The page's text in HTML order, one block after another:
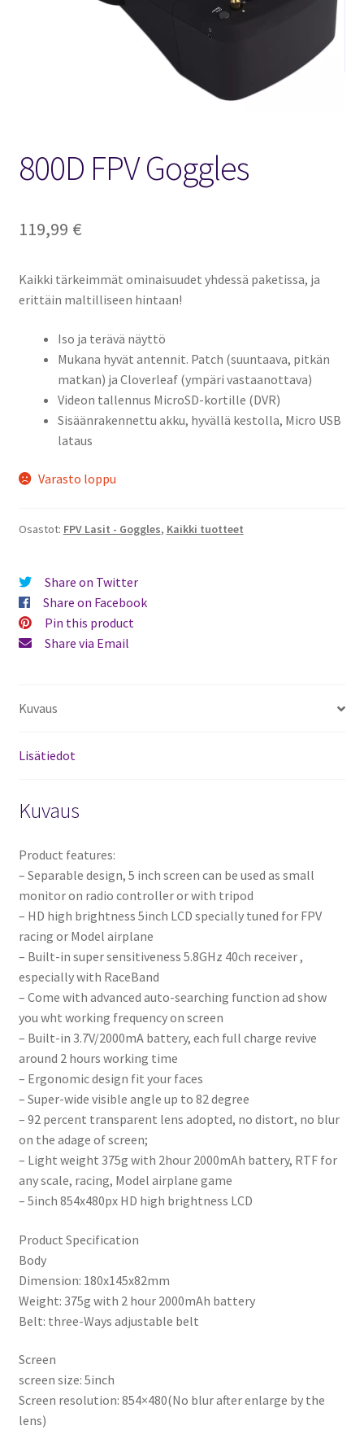
FPV Kopteri kokoluokat
Toimitusehdot
Yhteystiedot
800D FPV Goggles
119,99 €
Kaikki tärkeimmät ominaisuudet yhdessä paketissa, ja
erittäin maltilliseen hintaan!
Iso ja terävä näyttö
Mukana hyvät antennit. Patch (suuntaava, pitkän
matkan) ja Cloverleaf (ympäri vastaanottava)
Videon tallennus MicroSD-kortille (DVR)
Sisäänrakennettu akku, hyvällä kestolla, Micro USB
lataus
Varasto loppu
Osastot: FPV Lasit - Goggles, Kaikki tuotteet
Share on Twitter
Share on Facebook
Pin this product
Share via Email
Kuvaus
Lisätiedot
Kuvaus
Product features:
– Separable design, 5 inch screen can be used as small
monitor on radio controller or with tripod
– HD high brightness 5inch LCD specially tuned for FPV
racing or Model airplane
– Built-in super sensitiveness 5.8GHz 40ch receiver ,
especially with RaceBand
– Come with advanced auto-searching function ad show
you wht working frequency on screen
– Built-in 3.7V/2000mA battery, each full charge revive
around 2 hours working time
– Ergonomic design fit your faces
– Super-wide visible angle up to 82 degree
– 92 percent transparent lens adopted, no distort, no blur
on the adage of screen;
– Light weight 375g with 2hour 2000mAh battery, RTF for
any scale, racing, Model airplane game
– 5inch 854x480px HD high brightness LCD
Product Specification
Body
Dimension: 180x145x82mm
Weight: 375g with 2 hour 2000mAh battery
Belt: three-Ways adjustable belt
Screen
screen size: 5inch
Screen resolution: 854×480(No blur after enlarge by the
lens)